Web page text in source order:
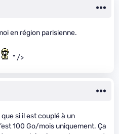
en région parisienne.
" />
que si il est couplé à un
100 Go/mois uniquement. Ça